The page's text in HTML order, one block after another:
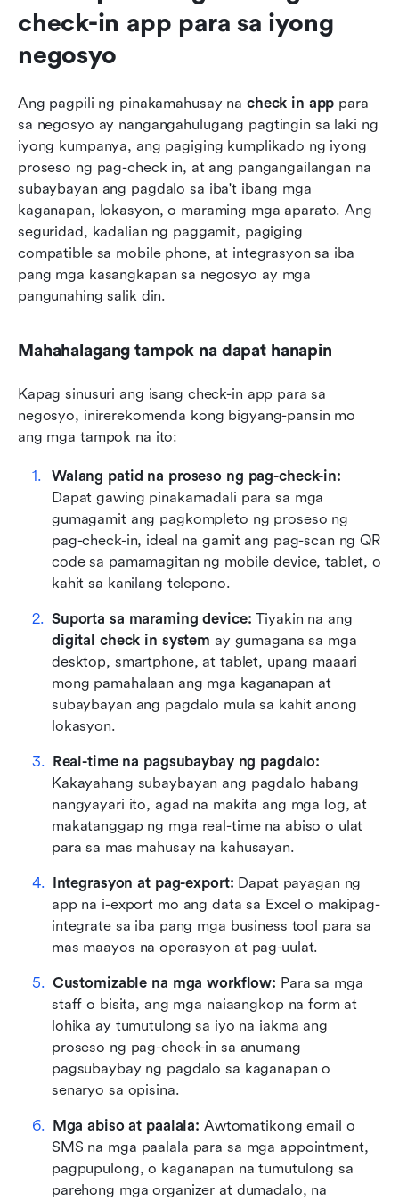
check-in app para sa iyong
negosyo
Ang pagpili ng pinakamahusay na check in app para
sa negosyo ay nangangahulugang pagtingin sa laki ng
iyong kumpanya, ang pagiging kumplikado ng iyong
proseso ng pag-check in, at ang pangangailangan na
subaybayan ang pagdalo sa iba't ibang mga
kaganapan, lokasyon, o maraming mga aparato. Ang
seguridad, kadalian ng paggamit, pagiging
compatible sa mobile phone, at integrasyon sa iba
pang mga kasangkapan sa negosyo ay mga
pangunahing salik din.
Mahahalagang tampok na dapat hanapin
Kapag sinusuri ang isang check-in app para sa
negosyo, inirerekomenda kong bigyang-pansin mo
ang mga tampok na ito:
Walang patid na proseso ng pag-check-in:
Dapat gawing pinakamadali para sa mga
gumagamit ang pagkompleto ng proseso ng
pag-check-in, ideal na gamit ang pag-scan ng QR
code sa pamamagitan ng mobile device, tablet, o
kahit sa kanilang telepono.
Suporta sa maraming device:
digital check in system ay gumagana sa mga
desktop, smartphone, at tablet, upang maaari
mong pamahalaan ang mga kaganapan at
subaybayan ang pagdalo mula sa kahit anong
lokasyon.
Real-time na pagsubaybay ng pagdalo:
Kakayahang subaybayan ang pagdalo habang
nangyayari ito, agad na makita ang mga log, at
makatanggap ng mga real-time na abiso o ulat
para sa mas mahusay na kahusayan.
Integrasyon at pag-export: Dapat payagan ng
app na i-export mo ang data sa Excel o makipag-
integrate sa iba pang mga business tool para sa
mas maayos na operasyon at pag-uulat.
Customizable na mga workflow: Para sa mga
staff o bisita, ang mga naiaangkop na form at
lohika ay tumutulong sa iyo na iakma ang
proseso ng pag-check-in sa anumang
pagsubaybay ng pagdalo sa kaganapan o
senaryo sa opisina.
Mga abiso at paalala: Awtomatikong email o
SMS na mga paalala para sa mga appointment,
pagpupulong, o kaganapan na tumutulong sa
parehong mga organizer at dumadalo, na